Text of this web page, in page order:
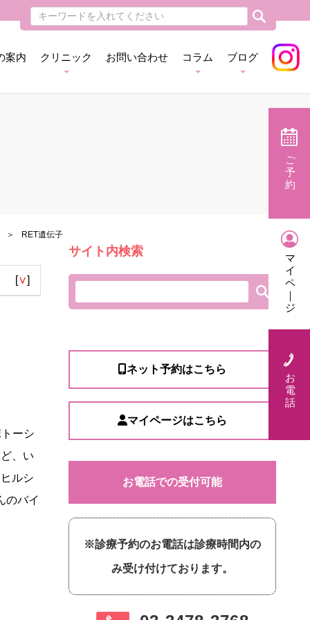
案内 クリニック お問い合わせ コラム ブログ
RET遺伝子
[∨]
ーシ
、い
ルシ
のバイ
サイト内検索
ネット予約はこちら
マイページはこちら
お電話での受付可能
※診療予約のお電話は診療時間内の
み受け付けております。
ご
予
約
マ
イ
ペ
｜
ジ
お
電
話